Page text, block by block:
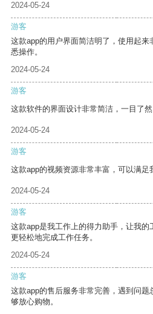
2024-05-24
游客
这款app的用户界面简洁明了，使用起
悉操作。
2024-05-24
游客
这款软件的界面设计非常简洁，一目了然
2024-05-24
游客
这款app的视频资源非常丰富，可以满足
2024-05-24
游客
这款app是我工作上的得力助手，让我
更轻松地完成工作任务。
2024-05-24
游客
这款app的售后服务非常完善，遇到问
够放心购物。